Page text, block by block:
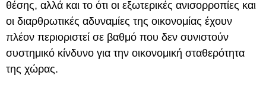
θέσης, αλλά και το ότι οι εξωτερικές ανισορροπίες και
οι διαρθρωτικές αδυναμίες της οικονομίας έχουν
πλέον περιοριστεί σε βαθμό που δεν συνιστούν
συστημικό κίνδυνο για την οικονομική σταθερότητα
της χώρας.